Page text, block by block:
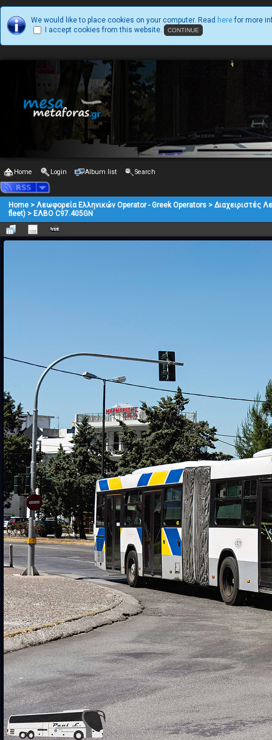
We would like to place cookies on your computer. Read here for more
I accept cookies from this website.
Home Login Album list Search
Home > Λεωφορεία Ελληνικών Operator - Greek Operators > Διαχειριστές
fleet) > ΕΛΒΟ C97.405GN